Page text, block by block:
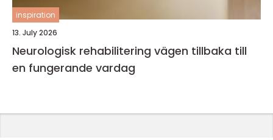
inspiration
13. July 2026
Neurologisk rehabilitering vägen tillbaka till
en fungerande vardag